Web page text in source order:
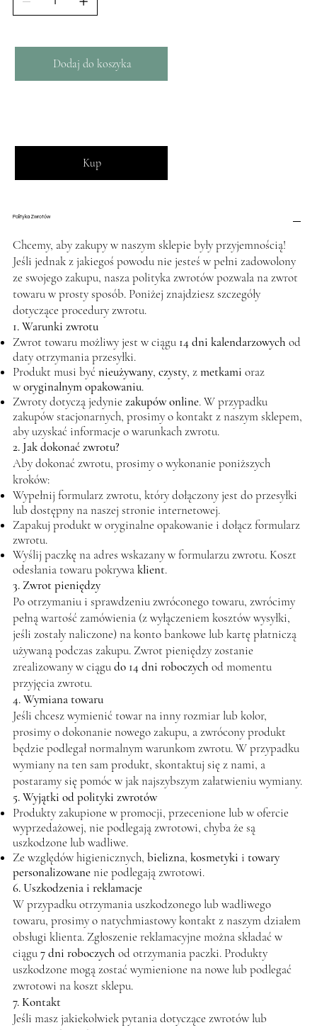
Dodaj do koszyka
Kup
Polityka Zwrotów
Chcemy, aby zakupy w naszym sklepie były przyjemnością!
Jeśli jednak z jakiegoś powodu nie jesteś w pełni zadowolony
ze swojego zakupu, nasza polityka zwrotów pozwala na zwrot
towaru w prosty sposób. Poniżej znajdziesz szczegóły
dotyczące procedury zwrotu.
1. Warunki zwrotu
Zwrot towaru możliwy jest w ciągu 14 dni kalendarzowych od
daty otrzymania przesyłki.
Produkt musi być nieużywany, czysty, zmetkami oraz
woryginalnym opakowaniu.
Zwroty dotyczą jedynie zakupów online. W przypadku
zakupów stacjonarnych, prosimy o kontakt z naszym sklepem,
aby uzyskać informacje o warunkach zwrotu.
2. Jak dokonać zwrotu?
Aby dokonać zwrotu, prosimy o wykonanie poniższych
kroków:
Wypełnij formularz zwrotu, który dołączony jest do przesyłki
lub dostępny na naszej stronie internetowej.
Zapakuj produkt w oryginalne opakowanie i dołącz formularz
zwrotu.
Wyślij paczkę na adres wskazany w formularzu zwrotu. Koszt
odesłania towaru pokrywaklient.
3. Zwrot pieniędzy
Po otrzymaniu i sprawdzeniu zwróconego towaru, zwrócimy
pełną wartość zamówienia (z wyłączeniem kosztów wysyłki,
jeśli zostały naliczone) na konto bankowe lub kartę płatniczą
używaną podczas zakupu. Zwrot pieniędzy zostanie
zrealizowany w ciągudo 14 dni roboczych od momentu
przyjęcia zwrotu.
4. Wymiana towaru
Jeśli chcesz wymienić towar na inny rozmiar lub kolor,
prosimy o dokonanie nowego zakupu, a zwrócony produkt
będzie podlegał normalnym warunkom zwrotu. W przypadku
wymiany na ten sam produkt, skontaktuj się z nami, a
postaramy się pomóc w jak najszybszym załatwieniu wymiany.
5. Wyjątki od polityki zwrotów
Produkty zakupione w promocji, przecenione lub w ofercie
wyprzedażowej, nie podlegają zwrotowi, chyba że są
uszkodzone lub wadliwe.
Ze względów higienicznych, bielizna, kosmetyki i towary
personalizowanenie podlegają zwrotowi.
6. Uszkodzenia i reklamacje
W przypadku otrzymania uszkodzonego lub wadliwego
towaru, prosimy o natychmiastowy kontakt z naszym działem
obsługi klienta. Zgłoszenie reklamacyjne można składać w
ciągu7 dni roboczych od otrzymania paczki. Produkty
uszkodzone mogą zostać wymienione na nowe lub podlegać
zwrotowi na koszt sklepu.
7. Kontakt
Jeśli masz jakiekolwiek pytania dotyczące zwrotów lub